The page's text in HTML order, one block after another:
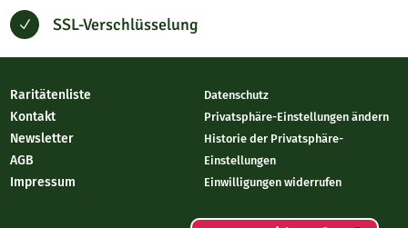
N SSL-Verschlüsselung
Raritätenliste
Kontakt
Newsletter
AGB
Impressum
Datenschutz
Privatsphäre-Einstellungen ändern
Historie der Privatsphäre-
Einstellungen
Einwilligungen widerrufen